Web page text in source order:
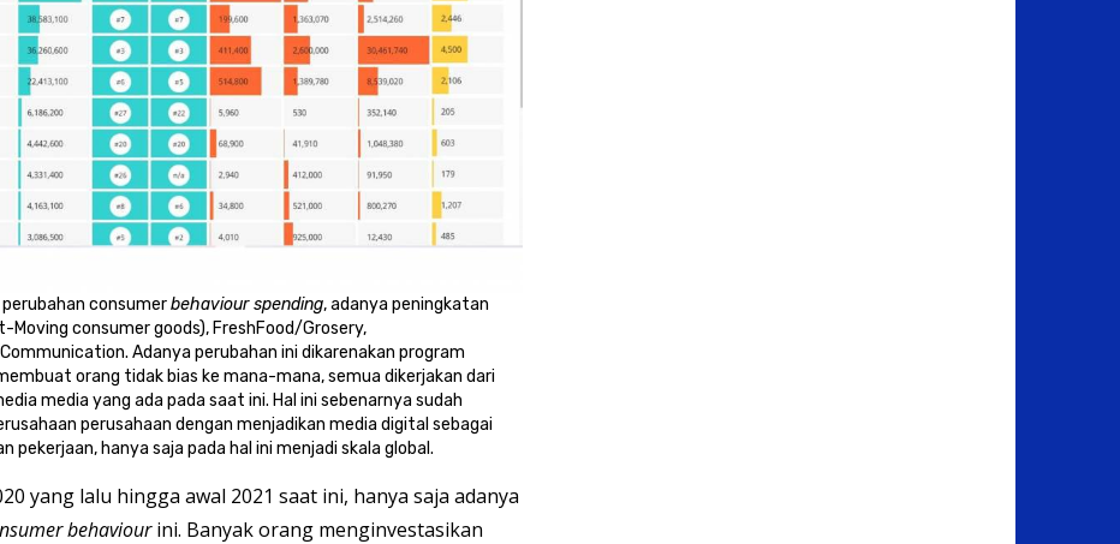
consumerbehaviour spending, adanya peningkatan
Moving consumer goods), FreshFood/Grosery,
Adanya perubahan ini dikarenakan program
orang tidak bias ke mana-mana, semua dikerjakan dari
media yang ada pada saat ini. Hal ini sebenarnya sudah
perusahaan dengan menjadikan media digital sebagai
pekerjaan, hanya saja pada hal ini menjadi skala global.
yang lalu hingga awal 2021 saat ini, hanya saja adanya
behaviourini. Banyak orang menginvestasikan